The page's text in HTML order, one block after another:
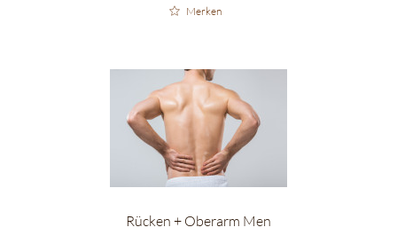
Merken
Rücken + Oberarm Men